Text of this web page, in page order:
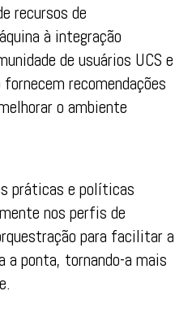
recursos de
à integração
de usuários UCS e
recomendações
o ambiente
práticas e políticas
nos perfis de
para facilitar a
a ponta, tornando-a mais